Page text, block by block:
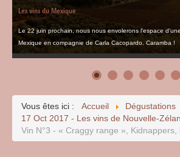
Les vins du Mexique
Le 22 juin prochain, nous nous envolerons l'espace
Mexique en compagnie de Carla Cacopardo. Caramba !
Vous êtes ici : Accueil Dégustations
17 Oct 2017 - Les vins de Nouvelle-
Vin N°3 - « Craggy range », Kidnappers,